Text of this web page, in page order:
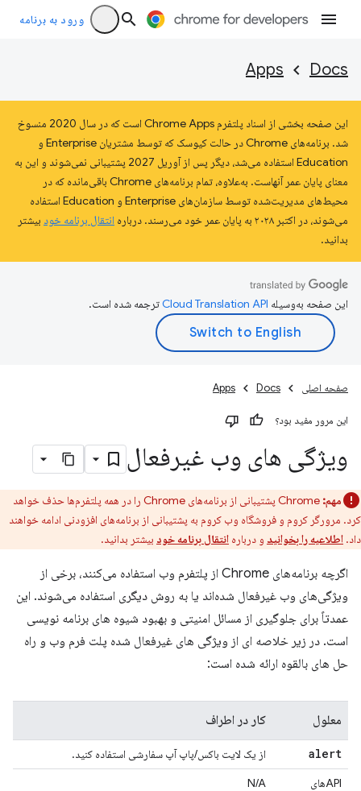
ورود به برنامه
Docs
Apps
این صفحه بخشی از اسناد پلتفرم Chrome Apps است که در سال 2020 منسوخ
شد. برنامه‌های Chrome در حالت کیوسک که توسط مشتریان Enterprise و
Education استفاده می‌شد، دیگر پس از آوریل 2027 پشتیبانی نمی‌شوند و این به
معنای پایان عمر آنهاست. به‌علاوه، تمام برنامه‌های Chrome باقی‌مانده که در
محیط‌های مدیریت‌شده توسط سازمان‌های Enterprise و Education استفاده
می‌شوند، در اکتبر ۲۰۲۸ به پایان عمر خود می‌رسند. درباره
انتقال برنامه خود بیشتر
بدانید.
این صفحه به‌وسیله ترجمه شده است.
صفحه اصلی Docs
Apps
این مرور مفید بود؟
ویژگی های وب غیرفعال
مهم:
Chrome پشتیبانی از برنامه‌های Chrome را در همه پلتفرم‌ها حذف خواهد
کرد. مرورگر کروم و فروشگاه وب کروم به پشتیبانی از برنامه‌های افزودنی ادامه خواهند
داد. اطلاعیه را بخوانید و درباره انتقال برنامه خود بیشتر بدانید.
اگرچه برنامه‌های Chrome از پلتفرم وب استفاده می‌کنند، برخی از
ویژگی‌های وب غیرفعال شده‌اند یا به روش دیگری استفاده می‌شوند. این
عمدتاً برای جلوگیری از مسائل امنیتی و بهبود شیوه های برنامه نویسی
است. در زیر خلاصه ای از ویژگی های غیرفعال شده پلت فرم وب و راه
حل های بالقوه ارائه شده است:
معلول کار در اطراف
alert
از یک لایت باکس/پاپ آپ سفارشی استفاده کنید.
APIهای
N/A